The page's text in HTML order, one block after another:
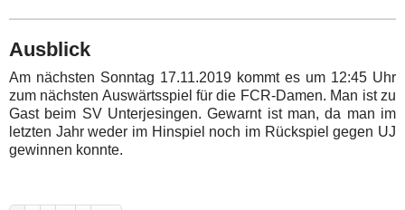
Ausblick
Am nächsten Sonntag 17.11.2019 kommt es um 12:45 Uhr
zum nächsten Auswärtsspiel für die FCR-Damen. Man ist zu
Gast beim SV Unterjesingen. Gewarnt ist man, da man im
letzten Jahr weder im Hinspiel noch im Rückspiel gegen UJ
gewinnen konnte.